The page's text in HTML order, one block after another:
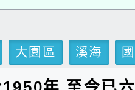
大園區 溪海